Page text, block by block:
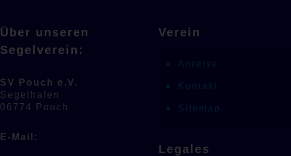
Über unseren
Segelverein:
SV Pouch e.V.
Segelhafen
06774 Pouch
E-Mail:
Verein
Anreise
Kontakt
Sitemap
Legales